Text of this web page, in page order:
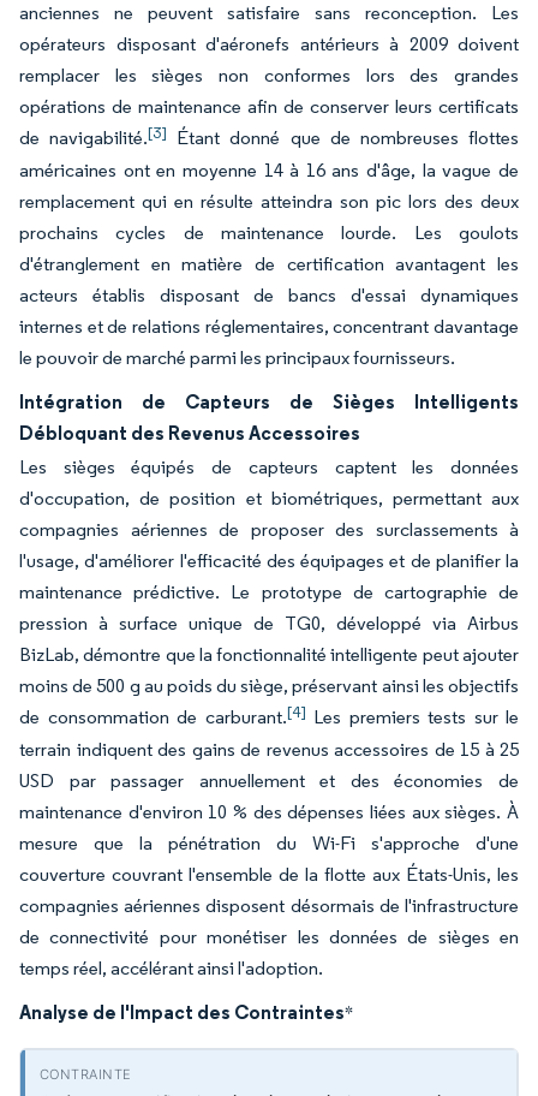
anciennes ne peuvent satisfaire sans reconception. Les
opérateurs disposant d'aéronefs antérieurs à 2009 doivent
remplacer les sièges non conformes lors des grandes
opérations de maintenance afin de conserver leurs certificats
de navigabilité.[3] Étant donné que de nombreuses flottes
américaines ont en moyenne 14 à 16 ans d'âge, la vague de
remplacement qui en résulte atteindra son pic lors des deux
prochains cycles de maintenance lourde. Les goulots
d'étranglement en matière de certification avantagent les
acteurs établis disposant de bancs d'essai dynamiques
internes et de relations réglementaires, concentrant davantage
le pouvoir de marché parmi les principaux fournisseurs.
Intégration de Capteurs de Sièges Intelligents
Débloquant des Revenus Accessoires
Les sièges équipés de capteurs captent les données
d'occupation, de position et biométriques, permettant aux
compagnies aériennes de proposer des surclassements à
l'usage, d'améliorer l'efficacité des équipages et de planifier la
maintenance prédictive. Le prototype de cartographie de
pression à surface unique de TG0, développé via Airbus
BizLab, démontre que la fonctionnalité intelligente peut ajouter
moins de 500 g au poids du siège, préservant ainsi les objectifs
de consommation de carburant.[4] Les premiers tests sur le
terrain indiquent des gains de revenus accessoires de 15 à 25
USD par passager annuellement et des économies de
maintenance d'environ 10 % des dépenses liées aux sièges. À
mesure que la pénétration du Wi-Fi s'approche d'une
couverture couvrant l'ensemble de la flotte aux États-Unis, les
compagnies aériennes disposent désormais de l'infrastructure
de connectivité pour monétiser les données de sièges en
temps réel, accélérant ainsi l'adoption.
Analyse de l'Impact des Contraintes*